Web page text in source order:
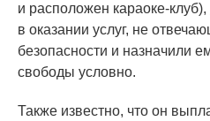
и расположен караоке-клуб),
в оказании услуг, не
безопасности и назначили
свободы условно.
Также известно, что он